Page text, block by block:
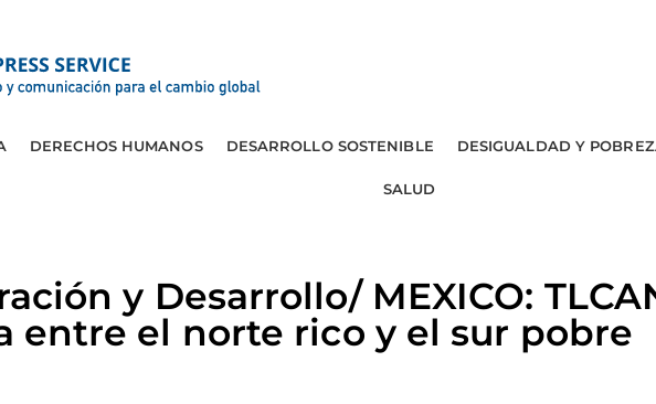
DERECHOS HUMANOS DESARROLLO SOSTENIBLE DESIGUALDAD Y
SALUD
y Desarrollo/ MEXICO:
entre el norte rico y el sur pobre